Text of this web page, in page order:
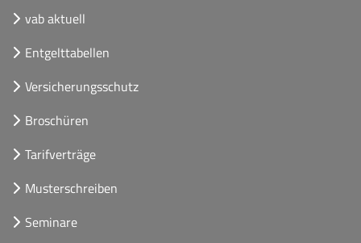
vab aktuell
Entgelttabellen
Versicherungsschutz
Broschüren
Tarifverträge
Musterschreiben
Seminare